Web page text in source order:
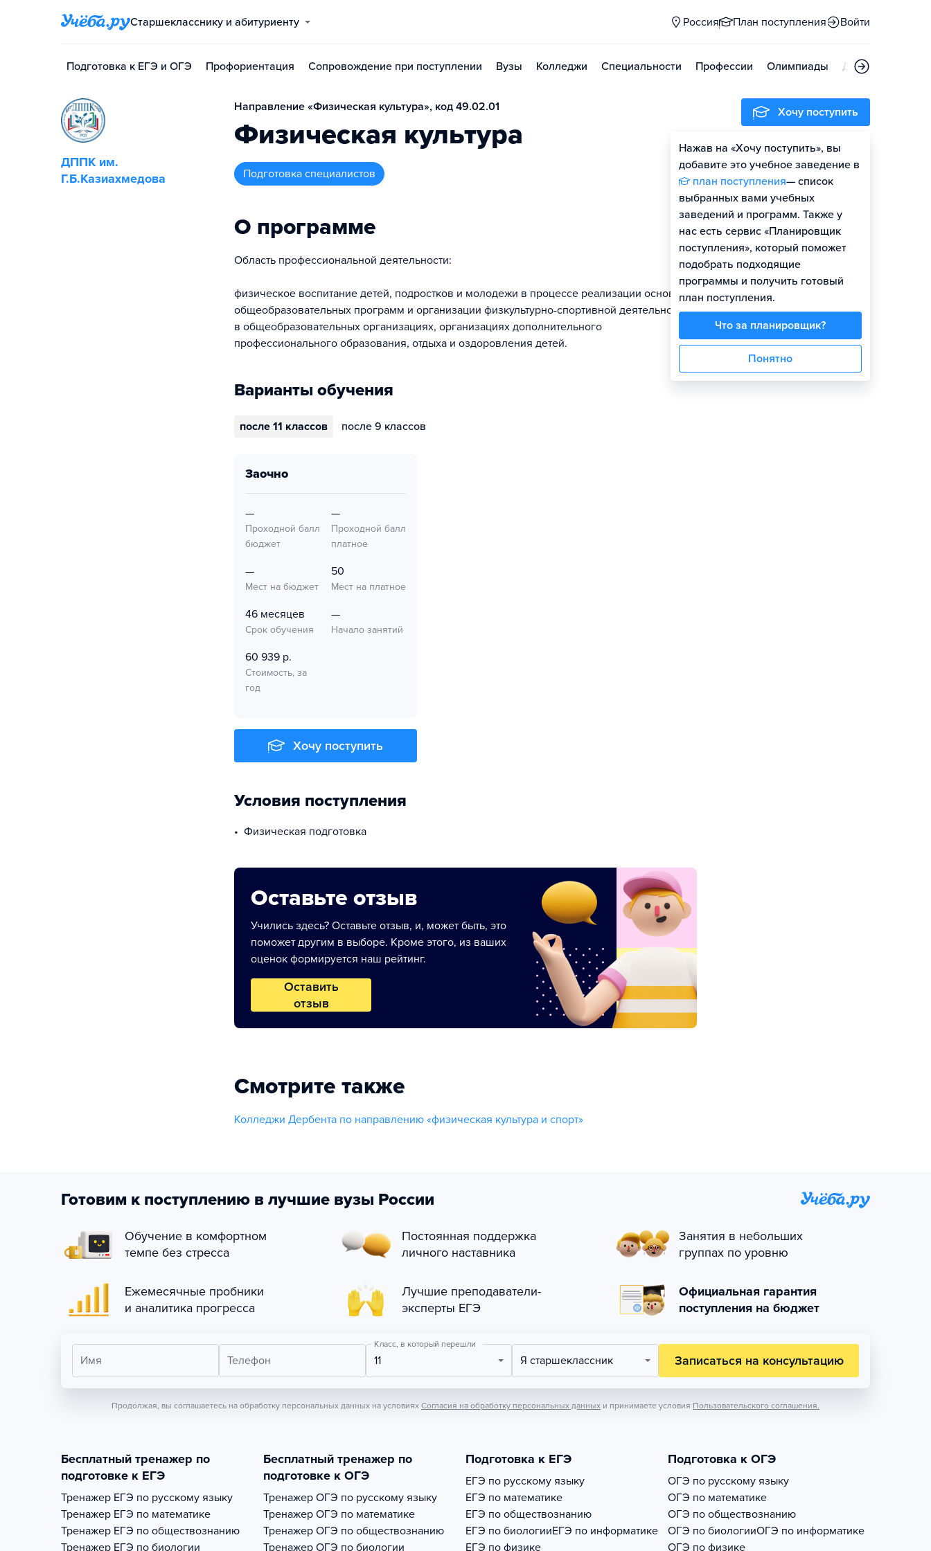
Старшекласснику и абитуриенту Россия План поступления Войти
Подготовка к ЕГЭ и ОГЭ Профориентация Сопровождение при поступлении Вузы Колледжи Специальности Профессии Олимпиады Дни открытых
ДППК им.
Г.Б.Казиахмедова
Направление «Физическая культура», код 49.02.01
Физическая культура
подготовка специалистов
О программе
Область профессиональной деятельности:
физическое воспитание детей, подростков и молодежи в процессе реализации основных
общеобразовательных программ и организации физкультурно-спортивной деятельности
в общеобразовательных организациях, организациях дополнительного
профессионального образования, отдыха и оздоровления детей.
Варианты обучения
после 11 классов после 9 классов
заочно
—
Проходной балл
бюджет
—
Проходной балл
платное
—
Мест на бюджет
50
Мест на платное
46 месяцев
Срок обучения
—
Начало занятий
60 939 р.
Стоимость, за
год
Хочу поступить
Условия поступления
физическая подготовка
Оставьте отзыв
Учились здесь? Оставьте отзыв, и, может быть, это
поможет другим в выборе. Кроме этого, из ваших
оценок формируется наш рейтинг.
Оставить
отзыв
Смотрите также
Колледжи Дербента по направлению «физическая культура и спорт»
Хочу поступить
Нажав на «Хочу поступить», вы
добавите это учебное заведение в
план поступления— список
выбранных вами учебных
заведений и программ. Также у
нас есть сервис «Планировщик
поступления», который поможет
подобрать подходящие
программы и получить готовый
план поступления.
Что за планировщик?
Понятно
Готовим к поступлению в лучшие вузы России
Обучение в комфортном
темпе без стресса
Постоянная поддержка
личного наставника
Занятия в небольших
группах по уровню
Ежемесячные пробники
и аналитика прогресса
Лучшие преподаватели-
эксперты ЕГЭ
Официальная гарантия
поступления на бюджет
Имя Телефон
Класс, в который перешли
11 Я старшеклассник Записаться на консультацию
Продолжая, вы соглашаетесь на обработку персональных данных на условиях Согласия на обработку персональных данных и принимаете условия Пользовательского соглашения.
Бесплатный тренажер по
подготовке к ЕГЭ
Тренажер ЕГЭ по русскому языку
Тренажер ЕГЭ по математике
Тренажер ЕГЭ по обществознанию
Тренажер ЕГЭ по биологии
Бесплатный тренажер по
подготовке к ОГЭ
Тренажер ОГЭ по русскому языку
Тренажер ОГЭ по математике
Тренажер ОГЭ по обществознанию
Тренажер ОГЭ по биологии
Подготовка к ЕГЭ
ЕГЭ по русскому языку
ЕГЭ по математике
ЕГЭ по обществознанию
ЕГЭ по биологииЕГЭ по информатике
ЕГЭ по физике
Подготовка к ОГЭ
ОГЭ по русскому языку
ОГЭ по математике
ОГЭ по обществознанию
ОГЭ по биологииОГЭ по информатике
ОГЭ по физике